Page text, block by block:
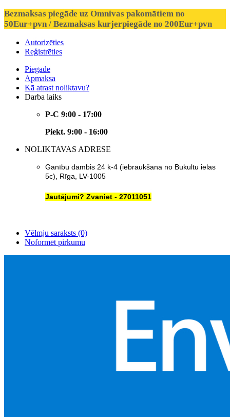
Bezmaksas piegāde uz Omnivas pakomātiem no
50Eur+pvn / Bezmaksas kurjerpiegāde no 200Eur+pvn
Autorizēties
Reģistrēties
Piegāde
Apmaksa
Kā atrast noliktavu?
Darba laiks
P-C 9:00 - 17:00
Piekt. 9:00 - 16:00
NOLIKTAVAS ADRESE
Ganību dambis 24 k-4 (iebraukšana no Bukultu ielas
5c), Rīga, LV-1005
Jautājumi? Zvaniet - 27011051
Vēlmju saraksts (0)
Noformēt pirkumu